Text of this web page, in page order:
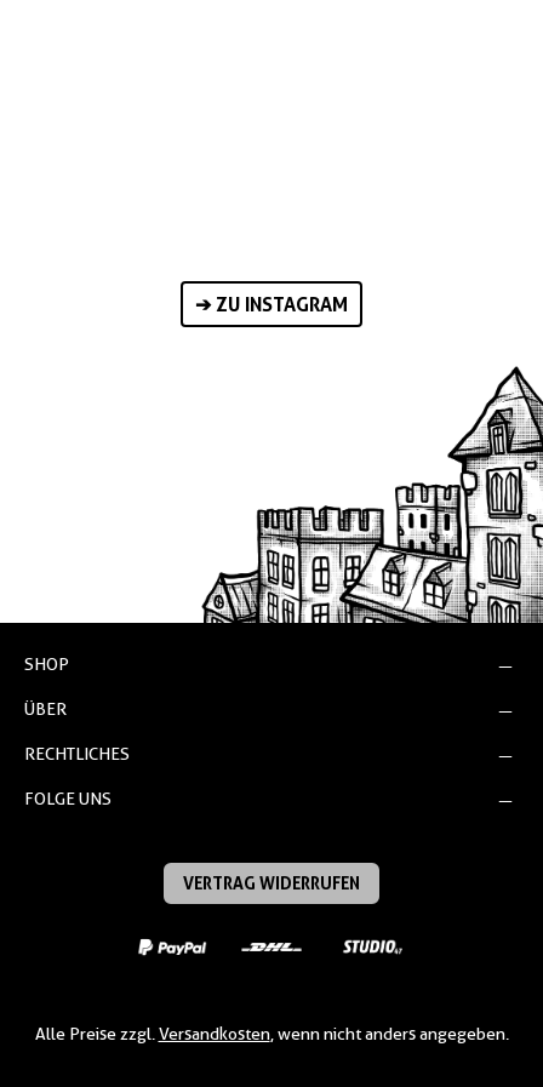
➔ ZU INSTAGRAM
SHOP
ÜBER
RECHTLICHES
FOLGE UNS
VERTRAG WIDERRUFEN
Alle Preise zzgl. Versandkosten, wenn nicht anders angegeben.